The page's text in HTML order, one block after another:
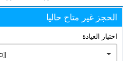
الحجز غير متاح حاليا
اختيار العيادة